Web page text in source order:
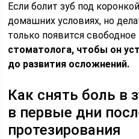
Если болит зуб под
домашних условиях, но
только появится
стоматолога, чтобы он
до развития осложнений.
Как снять боль в
в первые дни
протезирования